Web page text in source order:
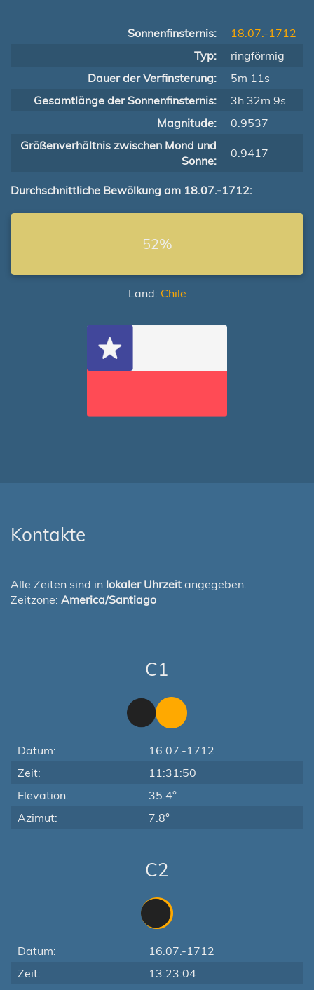
Sonnenfinsternis:
18.07.-1712
Typ:
ringförmig
Dauer der Verfinsterung:
5m 11s
Gesamtlänge der Sonnenfinsternis:
3h 32m 9s
Magnitude:
0.9537
Größenverhältnis zwischen Mond und
Sonne:
0.9417
Durchschnittliche Bewölkung am 18.07.-1712:
52%
Land: Chile
Kontakte
Alle Zeiten sind in lokaler Uhrzeit angegeben.
Zeitzone: America/Santiago
C1
Datum:
16.07.-1712
Zeit:
11:31:50
Elevation:
35.4°
Azimut:
7.8°
C2
Datum:
16.07.-1712
Zeit:
13:23:04